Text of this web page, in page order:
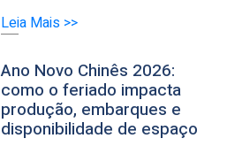
Leia Mais >>
Ano Novo Chinês 2026:
como o feriado impacta
produção, embarques e
disponibilidade de espaço